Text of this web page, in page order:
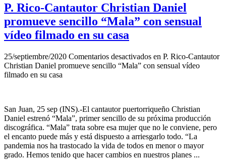
P. Rico-Cantautor Christian Daniel
promueve sencillo “Mala” con sensual
vídeo filmado en su casa
25/septiembre/2020 Comentarios desactivados en P. Rico-Cantautor
Christian Daniel promueve sencillo “Mala” con sensual vídeo
filmado en su casa
San Juan, 25 sep (INS).-El cantautor puertorriqueño Christian
Daniel estrenó “Mala”, primer sencillo de su próxima producción
discográfica. “Mala” trata sobre esa mujer que no le conviene, pero
el encanto puede más y está dispuesto a arriesgarlo todo. “La
pandemia nos ha trastocado la vida de todos en menor o mayor
grado. Hemos tenido que hacer cambios en nuestros planes ...